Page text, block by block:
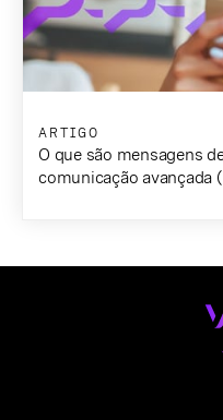
ARTIGO
O que são mensagens
comunicação avançada